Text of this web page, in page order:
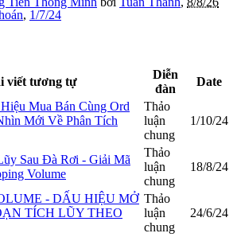
, 1/7/24
viết tương tự
Diễn
đàn
Date
Mua Bán Cùng Ord
Mới Về Phân Tích
Thảo
luận
chung
1/10/24
Sau Đà Rơi - Giải Mã
Volume
Thảo
luận
chung
18/8/24
- DẤU HIỆU MỞ
TÍCH LŨY THEO
Thảo
luận
chung
24/6/24